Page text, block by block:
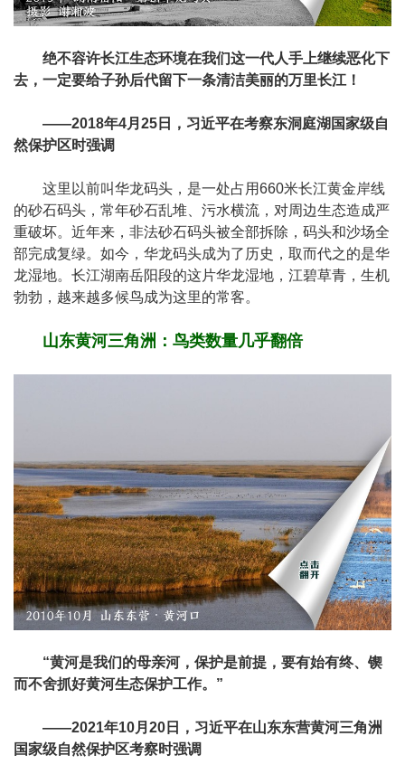
绝不容许长江生态环境在我们这一代人手上继续恶化下
去，一定要给子孙后代留下一条清洁美丽的万里长江！
——2018年4月25日，习近平在考察东洞庭湖国家级自
然保护区时强调
这里以前叫华龙码头，是一处占用660米长江黄金岸线
的砂石码头，常年砂石乱堆、污水横流，对周边生态造成严
重破坏。近年来，非法砂石码头被全部拆除，码头和沙场全
部完成复绿。如今，华龙码头成为了历史，取而代之的是华
龙湿地。长江湖南岳阳段的这片华龙湿地，江碧草青，生机
勃勃，越来越多候鸟成为这里的常客。
山东黄河三角洲：鸟类数量几乎翻倍
“黄河是我们的母亲河，保护是前提，要有始有终、锲
而不舍抓好黄河生态保护工作。”
——2021年10月20日，习近平在山东东营黄河三角洲
国家级自然保护区考察时强调